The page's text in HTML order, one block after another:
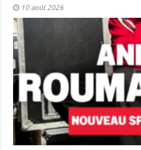
10 août 2026